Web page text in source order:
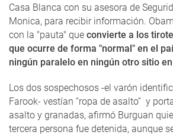
Casa Blanca con su asesora de
Monica, para recibir información.
con la "pauta" que convierte a los
que ocurre de forma "normal" en el
ningún paralelo en ningún otro sitio
Los dos sospechosos -el varón
Farook- vestían “ropa de asalto” y
asalto y granadas, afirmó Burguan
tercera persona fue detenida, aunque